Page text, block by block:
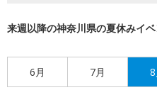
来週以降の神奈川県の夏休みイ
6月 7月